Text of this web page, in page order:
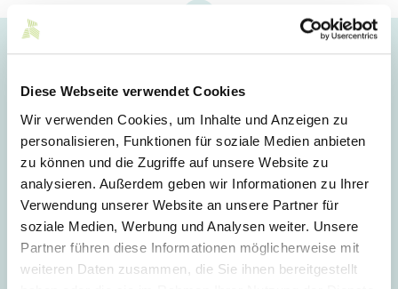
Diese Webseite verwendet Cookies
Wir verwenden Cookies, um Inhalte und Anzeigen zu
personalisieren, Funktionen für soziale Medien anbieten
zu können und die Zugriffe auf unsere Website zu
analysieren. Außerdem geben wir Informationen zu Ihrer
Verwendung unserer Website an unsere Partner für
soziale Medien, Werbung und Analysen weiter. Unsere
Partner führen diese Informationen möglicherweise mit
weiteren Daten zusammen, die Sie ihnen bereitgestellt
Hoppla!
Dieser Artikel ist nur für Mitglieder sichtbar.
Login
E-Mail
Passwort